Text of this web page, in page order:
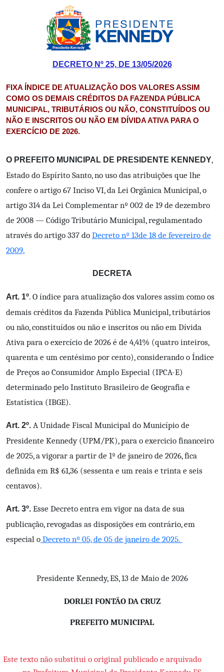
DECRETO Nº 25, DE 13/05/2026
FIXA ÍNDICE DE ATUALIZAÇÃO DOS VALORES ASSIM
COMO OS DEMAIS CRÉDITOS DA FAZENDA PÚBLICA
MUNICIPAL, TRIBUTÁRIOS OU NÃO, CONSTITUÍDOS OU
NÃO E INSCRITOS OU NÃO EM DÍVIDA ATIVA PARA O
EXERCÍCIO DE 2026.
O PREFEITO MUNICIPAL DE PRESIDENTE KENNEDY,
Estado do Espírito Santo, no uso das atribuições que lhe
confere o artigo 67 Inciso VI, da Lei Orgânica Municipal, o
artigo 314 da Lei Complementar nº 002 de 19 de dezembro
de 2008 — Código Tributário Municipal, regulamentado
através do artigo 337 do Decreto nº 13de 18 de fevereiro de
2009,
DECRETA
Art. 1º. O índice para atualização dos valores assim como os
demais créditos da Fazenda Pública Municipal, tributários
ou não, constituídos ou não e inscritos ou não em Dívida
Ativa para o exercício de 2026 é de 4,41% (quatro inteiros,
quarenta e um centésimo por cento), considerando o Índice
de Preços ao Consumidor Amplo Especial (IPCA-E)
determinado pelo Instituto Brasileiro de Geografia e
Estatística (IBGE).
Art. 2º. A Unidade Fiscal Municipal do Município de
Presidente Kennedy (UPM/PK), para o exercicio financeiro
de 2025, a vigorar a partir de 1º de janeiro de 2026, fica
definida em R$ 61,36 (sessenta e um reais e trinta e seis
centavos).
Art. 3º. Esse Decreto entra em vigor na data de sua
publicação, revogadas as disposições em contrário, em
especial o Decreto nº 05, de 05 de janeiro de 2025.
Presidente Kennedy, ES, 13 de Maio de 2026
DORLEI FONTÃO DA CRUZ
PREFEITO MUNICIPAL
Este texto não substitui o original publicado e arquivado